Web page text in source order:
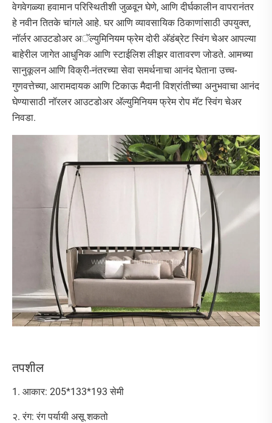
वेगवेगळ्या हवामान परिस्थितीशी जुळवून घेणे, आणि दीर्घकालीन वापरानंतर
हे नवीन तितके चांगले आहे. घर आणि व्यावसायिक ठिकाणांसाठी उपयुक्त,
नॉर्लर आउटडोअर अॅल्युमिनियम फ्रेम दोरी अ‍ॅडंब्रेट स्विंग चेअर आपल्या
बाहेरील जागेत आधुनिक आणि स्टाईलिश लीझर वातावरण जोडते. आमच्या
सानुकूलन आणि विक्री-नंतरच्या सेवा समर्थनाचा आनंद घेताना उच्च-
गुणवत्तेच्या, आरामदायक आणि टिकाऊ मैदानी विश्रांतीच्या अनुभवाचा आनंद
घेण्यासाठी नॉरलर आउटडोअर अ‍ॅल्युमिनियम फ्रेम रोप मॅट स्विंग चेअर
निवडा.
तपशील
1. आकार: 205*133*193 सेमी
२. रंग: रंग पर्यायी असू शकतो